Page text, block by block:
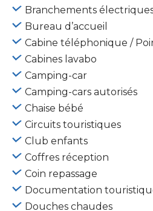
Branchements
Bureau d’accueil
Cabine téléphonique /
Cabines lavabo
Camping-car
Camping-cars autorisés
Chaise bébé
Circuits touristiques
Club enfants
Coffres réception
Coin repassage
Documentation
Douches chaudes